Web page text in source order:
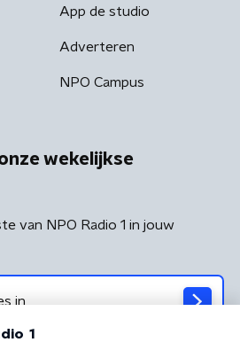
App de studio
Adverteren
NPO Campus
wekelijkse
van NPO Radio 1 in jouw